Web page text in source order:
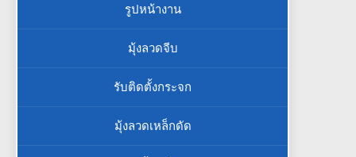
รูปหน้างาน
มุ้งลวดจีบ
รับติดตั้งกระจก
มุ้งลวดเหล็กดัด